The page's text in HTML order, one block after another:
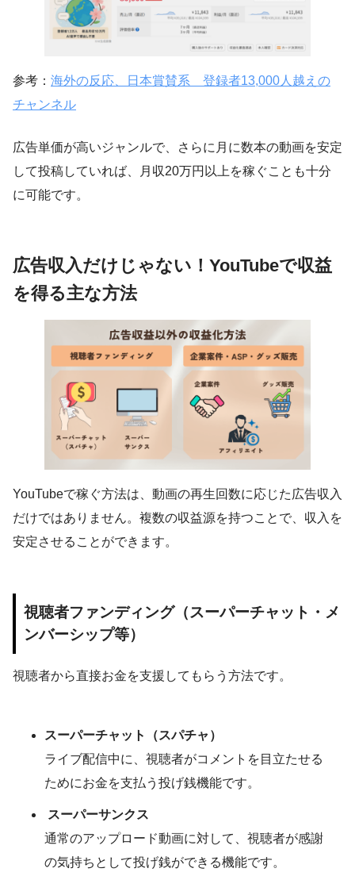
参考： 海外の反応、日本賞賛系 登録者13,000人越えの
チャンネル
広告単価が高いジャンルで、さらに月に数本の動画を安定
して投稿していれば、月収20万円以上を稼ぐことも十分
に可能です。
広告収入だけじゃない！YouTubeで収益
を得る主な方法
YouTubeで稼ぐ方法は、動画の再生回数に応じた広告収入
だけではありません。複数の収益源を持つことで、収入を
安定させることができます。
視聴者ファンディング（スーパーチャット・メ
ンバーシップ等）
視聴者から直接お金を支援してもらう方法です。
スーパーチャット（スパチャ）
ライブ配信中に、視聴者がコメントを目立たせる
ためにお金を支払う投げ銭機能です。
スーパーサンクス
通常のアップロード動画に対して、視聴者が感謝
の気持ちとして投げ銭ができる機能です。